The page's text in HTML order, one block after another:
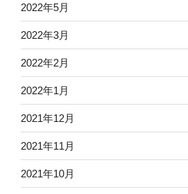
2022年5月
2022年3月
2022年2月
2022年1月
2021年12月
2021年11月
2021年10月